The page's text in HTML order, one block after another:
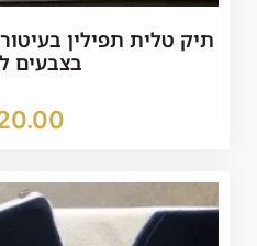
תיק טלית תפילין
בצבעים